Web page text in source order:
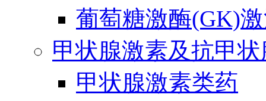
葡萄糖激酶(GK)
甲状腺激素及抗甲
甲状腺激素类药